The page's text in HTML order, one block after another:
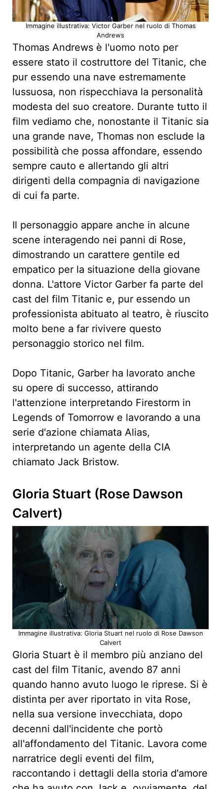
Immagine illustrativa: Victor Garber nel ruolo di Thomas
Andrews
Thomas Andrews è l'uomo noto per
essere stato il costruttore del Titanic, che
pur essendo una nave estremamente
lussuosa, non rispecchiava la personalità
modesta del suo creatore. Durante tutto il
film vediamo che, nonostante il Titanic sia
una grande nave, Thomas non esclude la
possibilità che possa affondare, essendo
sempre cauto e allertando gli altri
dirigenti della compagnia di navigazione
di cui fa parte.
Il personaggio appare anche in alcune
scene interagendo nei panni di Rose,
dimostrando un carattere gentile ed
empatico per la situazione della giovane
donna. L'attore Victor Garber fa parte del
cast del film Titanic e, pur essendo un
professionista abituato al teatro, è riuscito
molto bene a far rivivere questo
personaggio storico nel film.
Dopo Titanic, Garber ha lavorato anche
su opere di successo, attirando
l'attenzione interpretando Firestorm in
Legends of Tomorrow e lavorando a una
serie d'azione chiamata Alias,
interpretando un agente della CIA
chiamato Jack Bristow.
Gloria Stuart (Rose Dawson
Calvert)
Immagine illustrativa: Gloria Stuart nel ruolo di Rose Dawson
Calvert
Gloria Stuart è il membro più anziano del
cast del film Titanic, avendo 87 anni
quando hanno avuto luogo le riprese. Si è
distinta per aver riportato in vita Rose,
nella sua versione invecchiata, dopo
decenni dall'incidente che portò
all'affondamento del Titanic. Lavora come
narratrice degli eventi del film,
raccontando i dettagli della storia d'amore